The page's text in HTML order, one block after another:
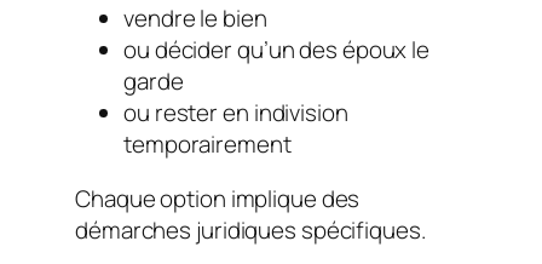
vendre le bien
ou décider qu’un des époux le
garde
ou rester en indivision
temporairement
Chaque option implique des
démarches juridiques spécifiques.